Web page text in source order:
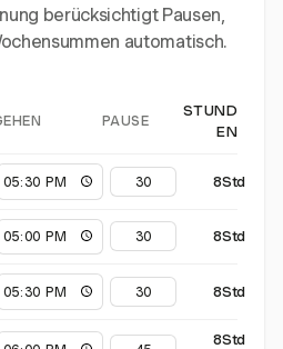
berücksichtigt Pausen,
automatisch.
PAUSE
STUND
EN
8Std
8Std
8Std
8Std